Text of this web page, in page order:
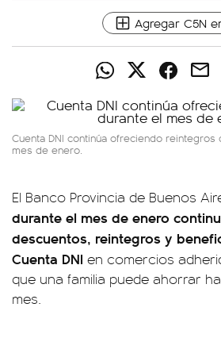
Agregar C5N
Cuenta DNI continúa ofreciendo reintegros
mes de enero.
El Banco Provincia de Buenos
durante el mes de enero
descuentos, reintegros y
Cuenta DNI en comercios
que una familia puede ahorrar
mes.